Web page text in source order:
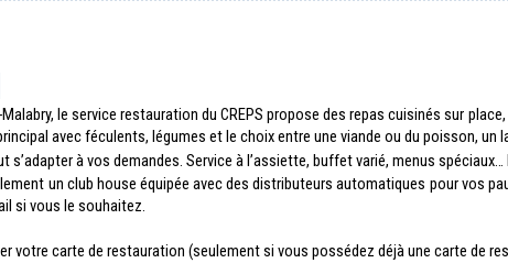
le service restauration du CREPS propose des repas cuisinés sur
avec féculents, légumes et le choix entre une viande ou du poisson,
s’adapter à vos demandes. Service à l’assiette, buffet varié, menus
un club house équipée avec des distributeurs automatiques pour vos
si vous le souhaitez.
votre carte de restauration (seulement si vous possédez déjà une carte de